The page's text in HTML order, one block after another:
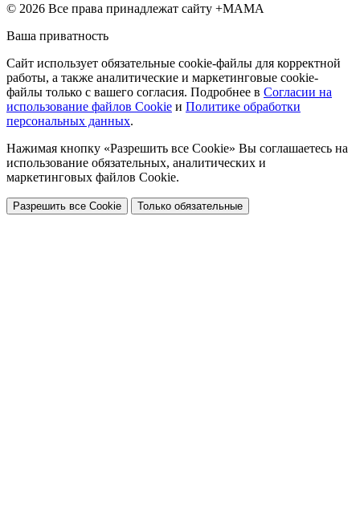
© 2026 Все права принадлежат сайту +МАМА
Ваша приватность
Сайт использует обязательные cookie-файлы для корректной
работы, а также аналитические и маркетинговые cookie-
файлы только с вашего согласия. Подробнее в Согласии на
использование файлов Cookie и Политике обработки
персональных данных.
Нажимая кнопку «Разрешить все Cookie» Вы соглашаетесь на
использование обязательных, аналитических и
маркетинговых файлов Cookie.
Разрешить все Cookie Только обязательные